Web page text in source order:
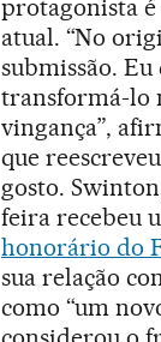
protagonista
atual. “No
submissão.
transformá-lo
vingança”,
que
gosto.
feira recebeu
honorário do
sua relação
como “um